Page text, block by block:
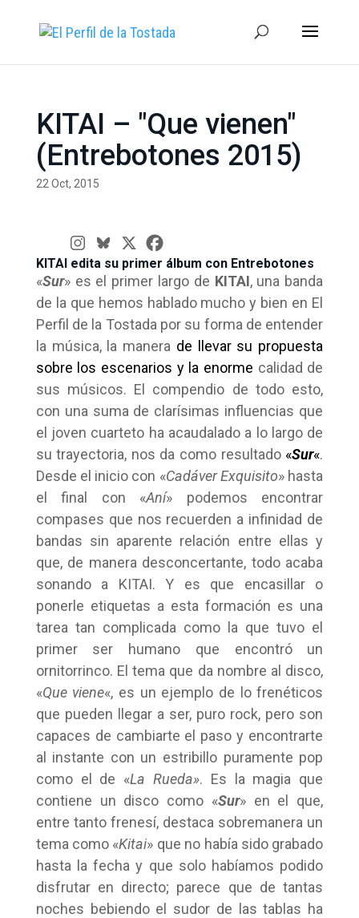
KITAI – "Que vienen"
(Entrebotones 2015)
22 Oct, 2015
KITAI edita su primer álbum con Entrebotones
«Sur» es el primer largo de KITAI, una banda
de la que hemos hablado mucho y bien en El
Perfil de la Tostada por su forma de entender
la música, la manera de llevar su propuesta
sobre los escenarios y la enorme calidad de
sus músicos. El compendio de todo esto,
con una suma de clarísimas influencias que
el joven cuarteto ha acaudalado a lo largo de
su trayectoria, nos da como resultado «Sur«.
Desde el inicio con «Cadáver Exquisito» hasta
el final con «Aní» podemos encontrar
compases que nos recuerden a infinidad de
bandas sin aparente relación entre ellas y
que, de manera desconcertante, todo acaba
sonando a KITAI. Y es que encasillar o
ponerle etiquetas a esta formación es una
tarea tan complicada como la que tuvo el
primer ser humano que encontró un
ornitorrinco. El tema que da nombre al disco,
«Que viene«, es un ejemplo de lo frenéticos
que pueden llegar a ser, puro rock, pero son
capaces de cambiarte el paso y encontrarte
al instante con un estribillo puramente pop
como el de «La Rueda». Es la magia que
contiene un disco como «Sur» en el que,
entre tanto frenesí, destaca sobremanera un
tema como «Kitai» que no había sido grabado
hasta la fecha y que solo habíamos podido
disfrutar en directo; parece que de tantas
noches bebiendo el sudor de las tablas ha